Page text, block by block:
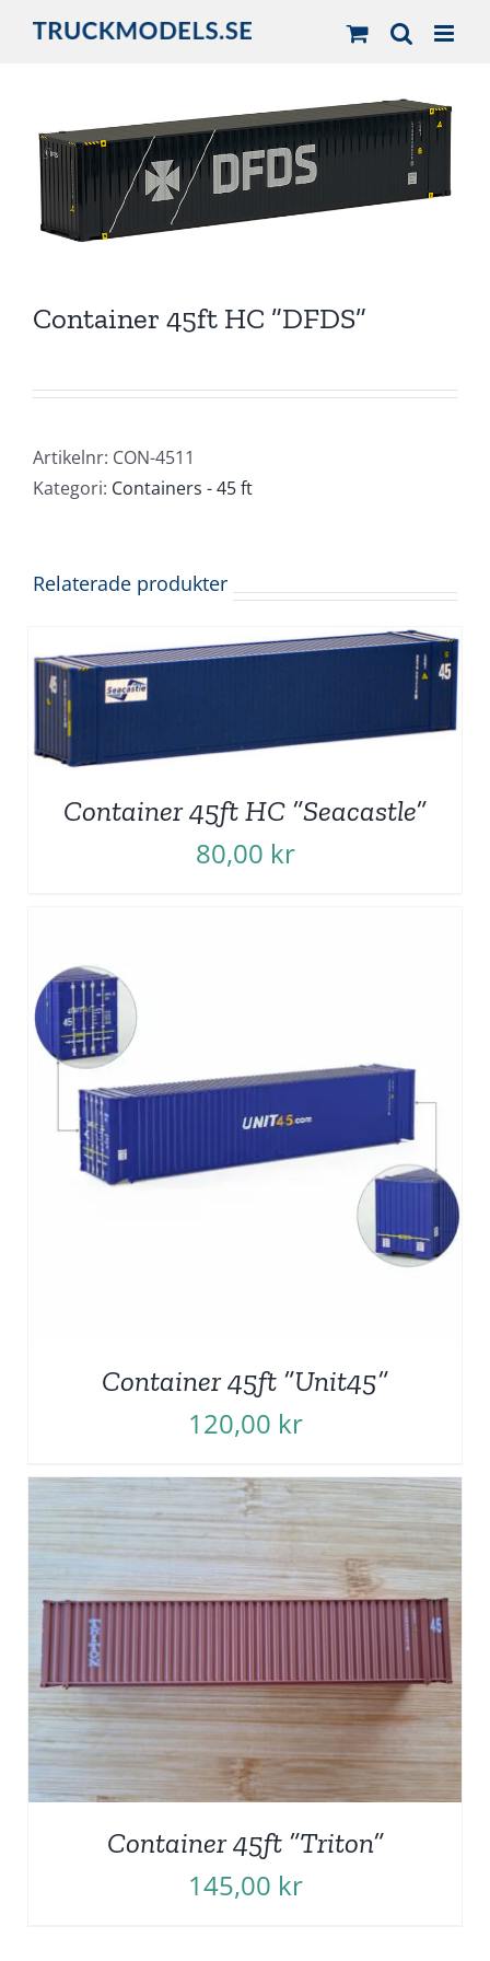
Container 45ft HC ”DFDS”
Artikelnr: CON-4511
Kategori: Containers - 45 ft
Relaterade produkter
Container 45ft HC ”Seacastle”
80,00 kr
Container 45ft ”Unit45”
120,00 kr
Container 45ft ”Triton”
145,00 kr